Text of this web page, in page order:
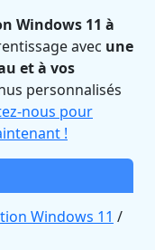
Windows 11 à
avec une
et à vos
personnalisés
nous pour
!
Windows 11 /